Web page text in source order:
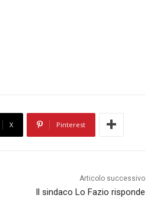
X Pinterest
Articolo successivo
Il sindaco Lo Fazio risponde